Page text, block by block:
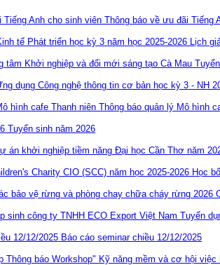
Thông báo về ưu đãi Tiếng
Lịch
Thông báo quản lý Mô hình
Tuyển sinh năm 2026
án khởi nghiệp tiềm năng Đại học Cần Thơ năm
Học
Tuyển
Báo cáo seminar chiều 12/12/2025
Thông báo Workshop" Kỹ năng mềm và cơ hội việc